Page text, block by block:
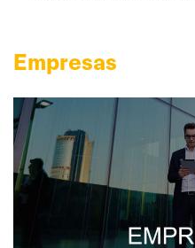
Empresas